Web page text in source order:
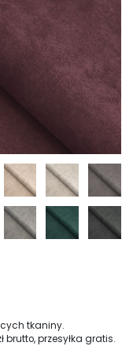
tkaniny.
brutto, przesyłka gratis.